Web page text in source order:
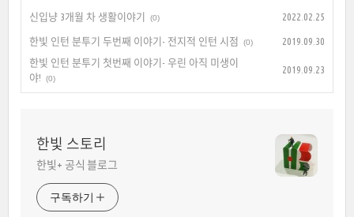
신입냥 3개월 차 생활이야기 (0) 2022.02.25
한빛 인턴 분투기 두번째 이야기- 전지적 인턴 시점 (0)
2019.09.30
한빛 인턴 분투기 첫번째 이야기- 우린 아직 미생이
야!
(0)
2019.09.23
한빛 스토리
한빛+ 공식 블로그
구독하기